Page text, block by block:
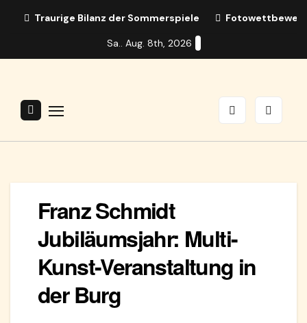
Traurige Bilanz der Sommerspiele
Sa.. Aug. 8th, 2026
Franz Schmidt
Jubiläumsjahr: Multi-
Kunst-Veranstaltung in
der Burg